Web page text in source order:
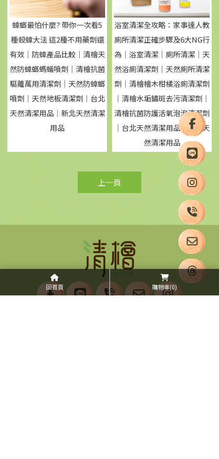
蟑螂最怕什麼? 帶你一次看5
種殺蟑大法 這2種不用藥劑還
有效｜防蟑產品比較｜清檜天
然防蟑螂螞蟻噴劑｜清檜抗菌
驅離萬用清潔劑｜天然防蟑螂
噴劑｜天然地板清潔劑｜台北
天然清潔用品｜新北天然清潔
用品
浴室清潔全攻略：家事達人教
廁所清潔正確步驟及6大NG行
為｜浴室清潔｜廁所清潔｜天
然浴廁清潔劑｜天然廁所清潔
劑｜清檜檜木柑橘浴廁清潔劑
｜清檜水垢鏽斑去污清潔劑｜
清檜抗菌防護活氧泡泡清潔劑
｜台北天然清潔用品｜新北天
然清潔用品
上一頁
回首頁 購物車(0)